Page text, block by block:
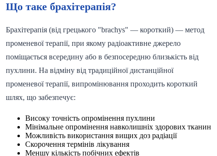
Що таке брахітерапія?
Брахітерапія (від грецького "brachys" — короткий) — метод
променевої терапії, при якому радіоактивне джерело
поміщається всередину або в безпосередню близькість від
пухлини. На відміну від традиційної дистанційної
променевої терапії, випромінювання проходить короткий
шлях, що забезпечує:
Високу точність опромінення пухлини
Мінімальне опромінення навколишніх здорових тканин
Можливість використання вищих доз радіації
Скорочення термінів лікування
Меншу кількість побічних ефектів